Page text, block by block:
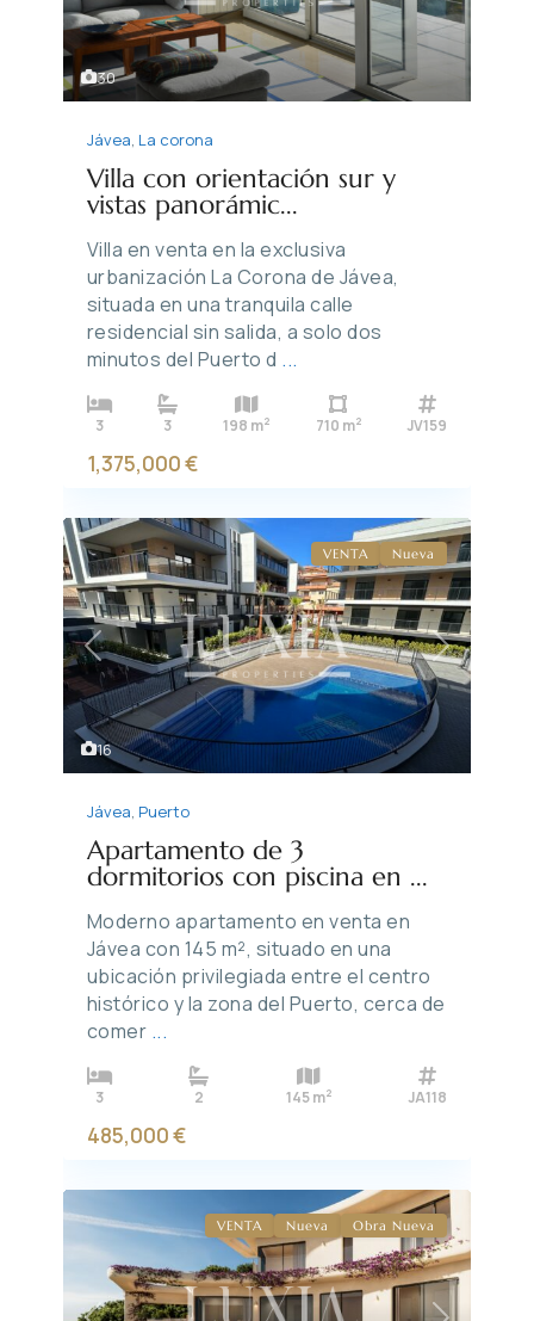
30
Jávea, La corona
Villa con orientación sur y
vistas panorámic...
Villa en venta en la exclusiva
urbanización La Corona de Jávea,
situada en una tranquila calle
residencial sin salida, a solo dos
minutos del Puerto d ...
3 3 198 m2 710 m2 JV159
1,375,000 €
16
Previous Next
VENTA Nueva
Jávea, Puerto
Apartamento de 3
dormitorios con piscina en ...
Moderno apartamento en venta en
Jávea con 145 m², situado en una
ubicación privilegiada entre el centro
histórico y la zona del Puerto, cerca de
comer ...
3 2 145 m2 JA118
485,000 €
VENTA Nueva Obra Nueva